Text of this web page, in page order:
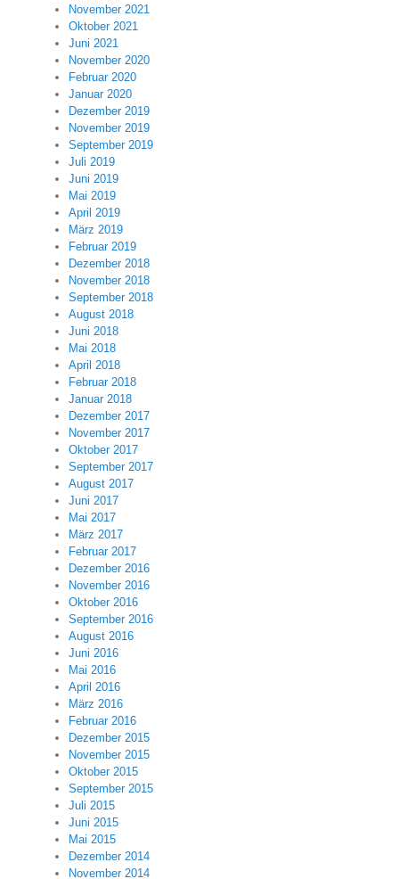
November 2021
Oktober 2021
Juni 2021
November 2020
Februar 2020
Januar 2020
Dezember 2019
November 2019
September 2019
Juli 2019
Juni 2019
Mai 2019
April 2019
März 2019
Februar 2019
Dezember 2018
November 2018
September 2018
August 2018
Juni 2018
Mai 2018
April 2018
Februar 2018
Januar 2018
Dezember 2017
November 2017
Oktober 2017
September 2017
August 2017
Juni 2017
Mai 2017
März 2017
Februar 2017
Dezember 2016
November 2016
Oktober 2016
September 2016
August 2016
Juni 2016
Mai 2016
April 2016
März 2016
Februar 2016
Dezember 2015
November 2015
Oktober 2015
September 2015
Juli 2015
Juni 2015
Mai 2015
Dezember 2014
November 2014